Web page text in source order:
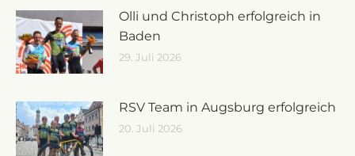
Olli und Christoph erfolgreich in
Baden
29. Juli 2026
RSV Team in Augsburg erfolgreich
20. Juli 2026